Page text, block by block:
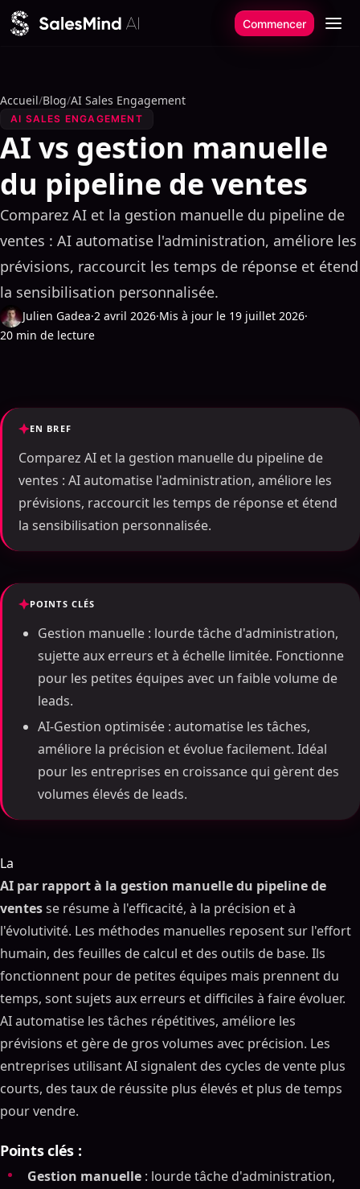
Aller au contenu
Commencer
Accueil/Blog/AI Sales Engagement
AI SALES ENGAGEMENT
AI vs gestion manuelle
du pipeline de ventes
Comparez AI et la gestion manuelle du pipeline de
ventes : AI automatise l'administration, améliore les
prévisions, raccourcit les temps de réponse et étend
la sensibilisation personnalisée.
Julien Gadea·2 avril 2026·Mis à jour le 19 juillet 2026·
20 min de lecture
EN BREF
Comparez AI et la gestion manuelle du pipeline de
ventes : AI automatise l'administration, améliore les
prévisions, raccourcit les temps de réponse et étend
la sensibilisation personnalisée.
POINTS CLÉS
Gestion manuelle : lourde tâche d'administration,
sujette aux erreurs et à échelle limitée. Fonctionne
pour les petites équipes avec un faible volume de
leads.
AI-Gestion optimisée : automatise les tâches,
améliore la précision et évolue facilement. Idéal
pour les entreprises en croissance qui gèrent des
volumes élevés de leads.
La
AI par rapport à la gestion manuelle du pipeline de
ventesse résume à l'efficacité, à la précision et à
l'évolutivité. Les méthodes manuelles reposent sur l'effort
humain, des feuilles de calcul et des outils de base. Ils
fonctionnent pour de petites équipes mais prennent du
temps, sont sujets aux erreurs et difficiles à faire évoluer.
AI automatise les tâches répétitives, améliore les
prévisions et gère de gros volumes avec précision. Les
entreprises utilisant AI signalent des cycles de vente plus
courts, des taux de réussite plus élevés et plus de temps
pour vendre.
Points clés :
Gestion manuelle : lourde tâche d'administration,